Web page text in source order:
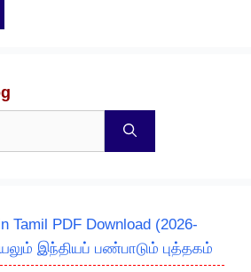
Tamil PDF Download (2026-
இந்தியப் பண்பாடும் புத்தகம்